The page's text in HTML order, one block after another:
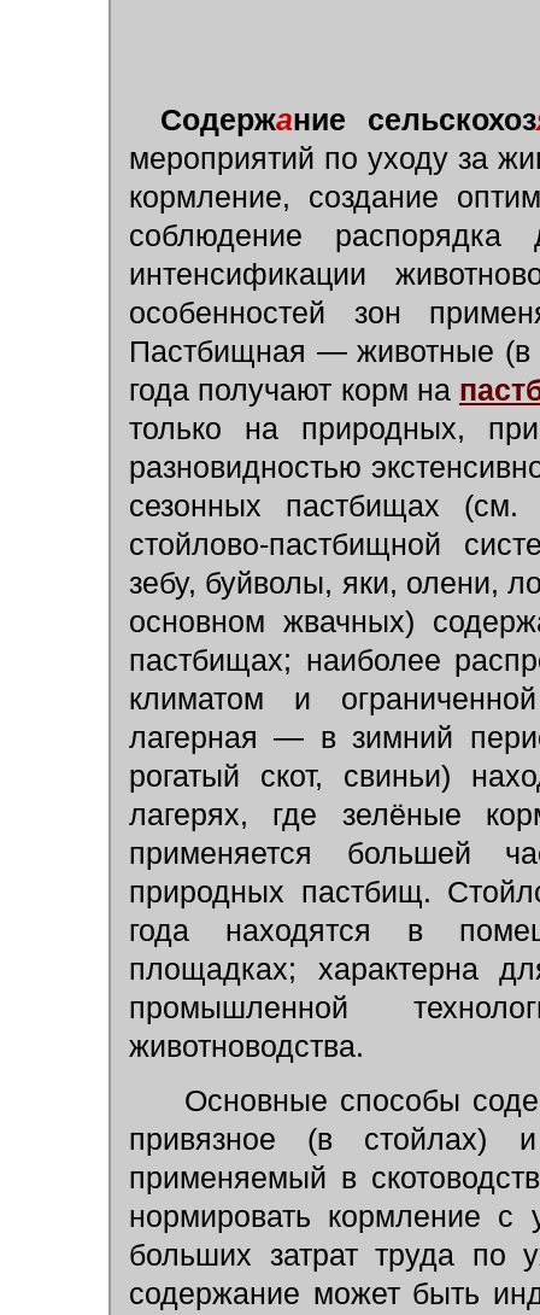
Содержание сельскохоз
мероприятий по уходу за
кормление, создание
соблюдение
интенсификации
особенностей зон
Пастбищная — животные (в
года получают корм на
только на природных,
разновидностью
сезонных пастбищах
стойлово-пастбищной
зебу, буйволы, яки, олени,
основном жвачных)
пастбищах; наиболее
климатом и
лагерная — в зимний
рогатый скот, свиньи)
лагерях, где зелёные
применяется большей
природных пастбищ.
года находятся в
площадках; характерна
промышленной
животноводства.
Основные способы
привязное (в стойлах)
применяемый в
нормировать кормление с
больших затрат труда по
содержание может быть